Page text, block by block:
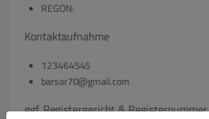
REGON:
Kontaktaufnahme
123464545
barsar70@gmail.com
ggf. Registergericht & Registernummer